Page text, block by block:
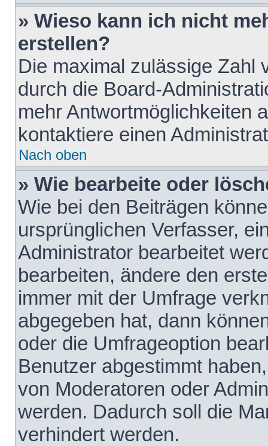
» Wieso kann ich nicht
erstellen?
Die maximal zulässige Zahl
durch die Board-
mehr Antwortmöglichkeiten
kontaktiere einen
Nach oben
» Wie bearbeite oder
Wie bei den Beiträgen
ursprünglichen Verfasser,
Administrator bearbeitet
bearbeiten, ändere den
immer mit der Umfrage
abgegeben hat, dann
oder die Umfrageoption
Benutzer abgestimmt
von Moderatoren oder
werden. Dadurch soll die
verhindert werden.